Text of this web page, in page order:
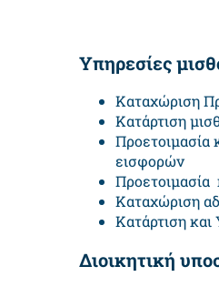
Υπηρεσίες
Καταχώριση
Κατάρτιση
Προετοιμασία
εισφορών
Καταχώριση
Κατάρτιση
Διοικητική